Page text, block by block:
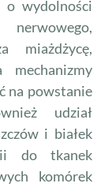
o wydolności
miażdżycę,
mechanizmy
na powstanie
udział
i białek
do tkanek
komórek